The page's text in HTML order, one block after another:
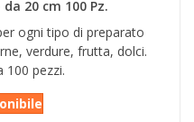
20 cm 100 Pz.
ogni tipo di preparato
verdure, frutta, dolci.
100 pezzi.